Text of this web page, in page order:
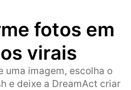
fotos em
virais
uma imagem, escolha o
e deixe a DreamAct criar